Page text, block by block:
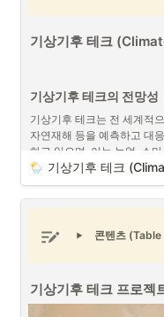
기상기후 테크 (
기상기후 테크의 전망성
기상기후 테크는 전 세계적
자연재해 등을 예측하고 대
하고 있으며, 이는 농업, 스
에 영향을 끼치고 관련 기술
또한 AI, 빅데이터, IoT 기술
기상기후 테크 (
콘텐츠
기상기후 테크 프로젝